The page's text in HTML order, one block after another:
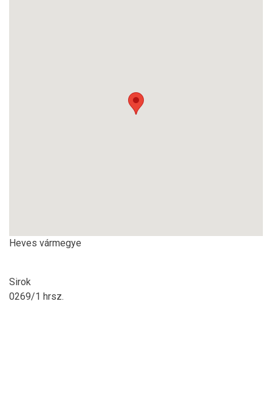
Heves vármegye
Sirok
0269/1 hrsz.